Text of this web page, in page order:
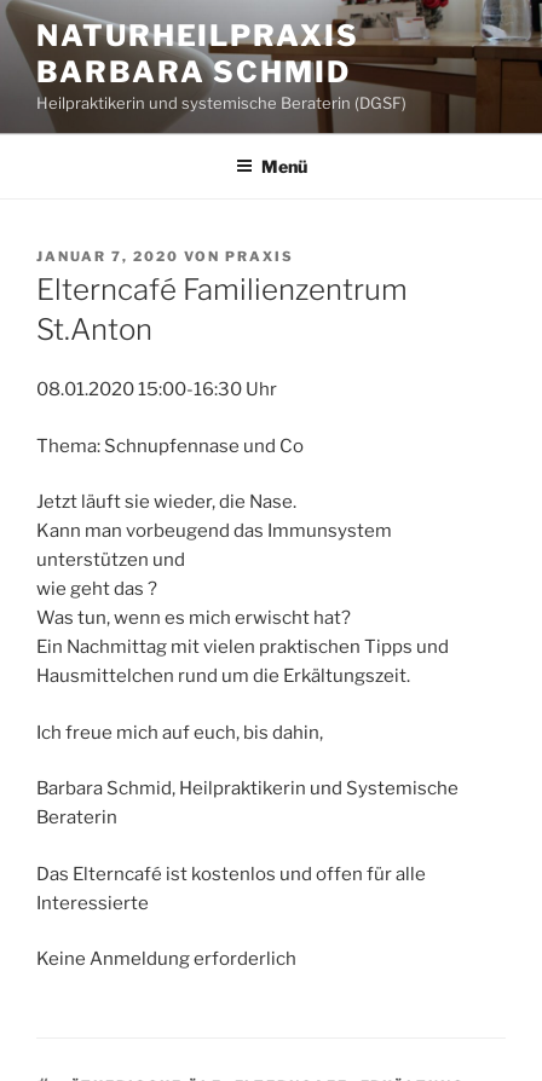
Zum
Inhalt
springen
NATURHEILPRAXIS
BARBARA SCHMID
Heilpraktikerin und systemische Beraterin (DGSF)
Menü
VERÖFFENTLICHT
AM
JANUAR 7, 2020 VON PRAXIS
Elterncafé Familienzentrum
St.Anton
08.01.2020 15:00-16:30 Uhr
Thema: Schnupfennase und Co
Jetzt läuft sie wieder, die Nase.
Kann man vorbeugend das Immunsystem
unterstützen und
wie geht das ?
Was tun, wenn es mich erwischt hat?
Ein Nachmittag mit vielen praktischen Tipps und
Hausmittelchen rund um die Erkältungszeit.
Ich freue mich auf euch, bis dahin,
Barbara Schmid, Heilpraktikerin und Systemische
Beraterin
Das Elterncafé ist kostenlos und offen für alle
Interessierte
Keine Anmeldung erforderlich